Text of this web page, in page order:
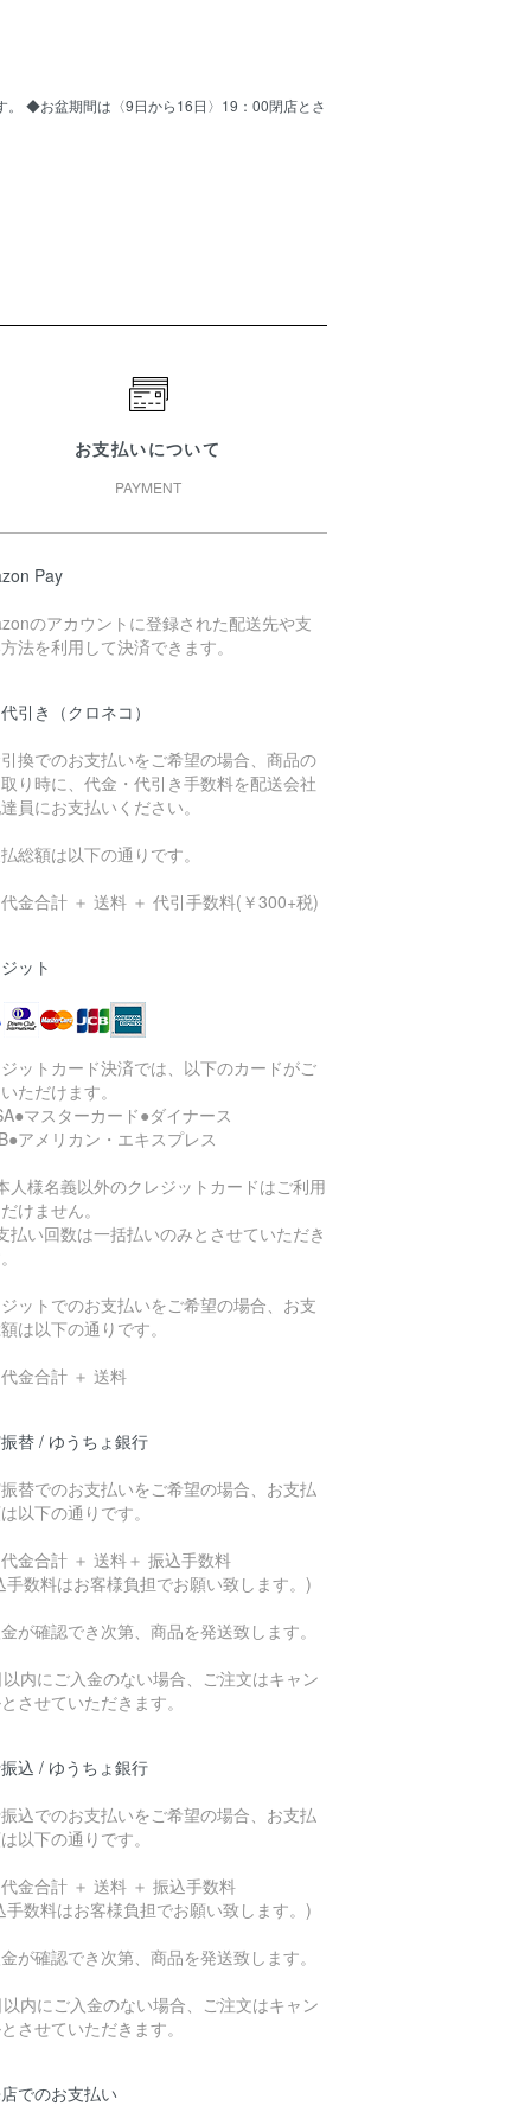
。 ◆お盆期間は〈9日から16日〉19：00閉店とさ
お支払いについて
PAYMENT
Pay
のアカウントに登録された配送先や支
法を利用して決済できます。
引き（クロネコ）
換でのお支払いをご希望の場合、商品の
り時に、代金・代引き手数料を配送会社
員にお支払いください。
総額は以下の通りです。
金合計 ＋ 送料 ＋ 代引手数料(￥300+税)
ット
ットカード決済では、以下のカードがご
ただけます。
マスターカード●ダイナース
アメリカン・エキスプレス
人様名義以外のクレジットカードはご利用
けません。
払い回数は一括払いのみとさせていただき
ットでのお支払いをご希望の場合、お支
は以下の通りです。
金合計 ＋ 送料
替 / ゆうちょ銀行
替でのお支払いをご希望の場合、お支払
以下の通りです。
金合計 ＋ 送料＋ 振込手数料
手数料はお客様負担でお願い致します。)
が確認でき次第、商品を発送致します。
内にご入金のない場合、ご注文はキャン
させていただきます。
込 / ゆうちょ銀行
込でのお支払いをご希望の場合、お支払
以下の通りです。
金合計 ＋ 送料 ＋ 振込手数料
手数料はお客様負担でお願い致します。)
が確認でき次第、商品を発送致します。
内にご入金のない場合、ご注文はキャン
させていただきます。
でのお支払い